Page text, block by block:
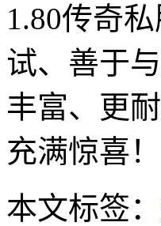
1.80传奇
试、善于
丰富、更
充满惊喜！
本文标签：